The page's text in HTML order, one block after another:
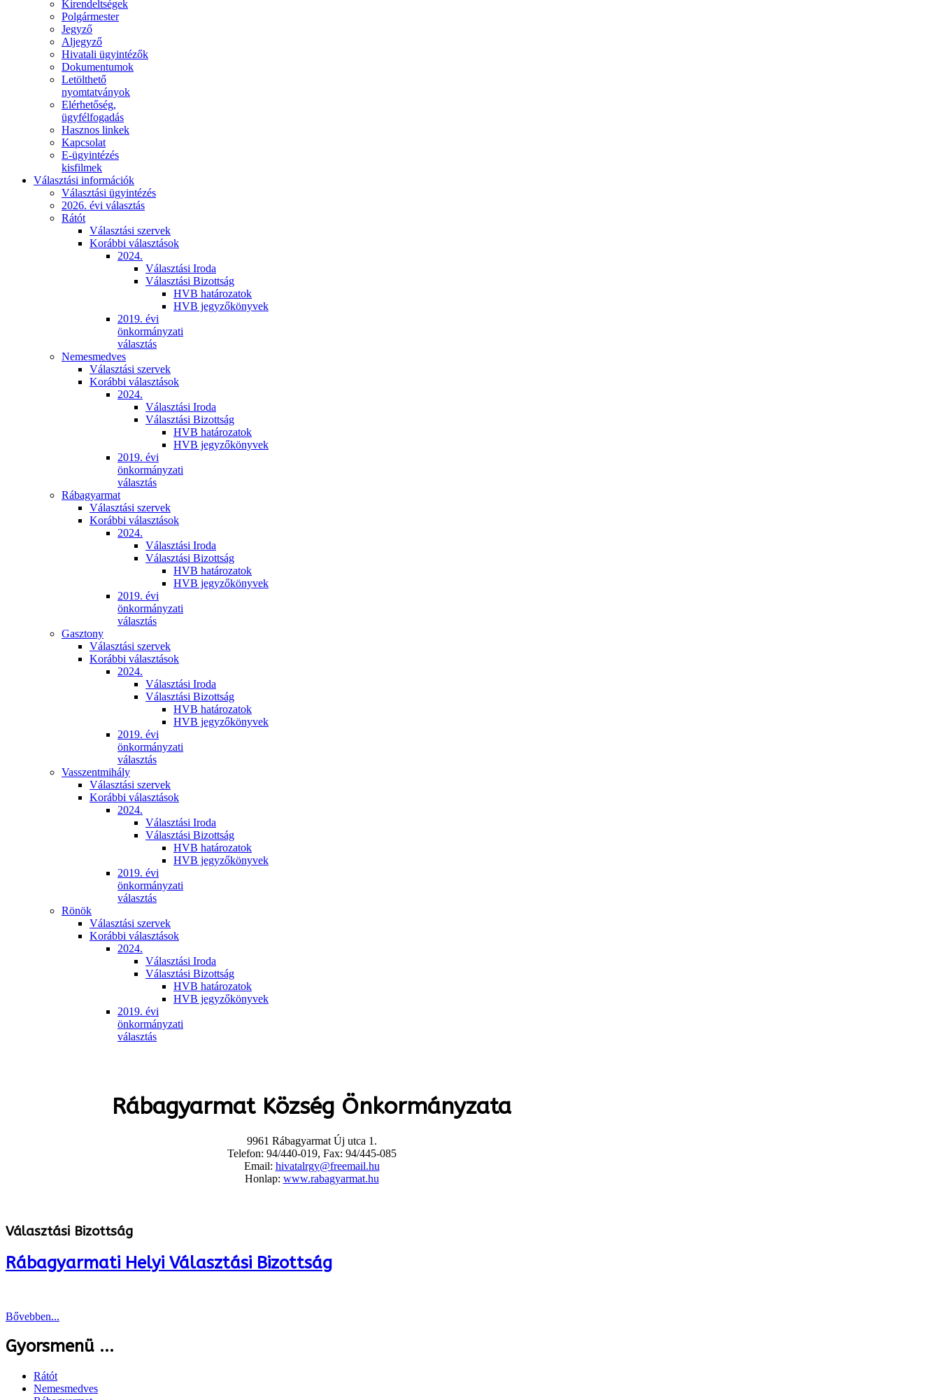
Kirendeltségek
Polgármester
Jegyző
Aljegyző
Hivatali ügyintézők
Dokumentumok
Letölthető
nyomtatványok
Elérhetőség,
ügyfélfogadás
Hasznos linkek
Kapcsolat
E-ügyintézés
kisfilmek
Választási információk
Választási ügyintézés
2026. évi választás
Rátót
Választási szervek
Korábbi választások
2024.
Választási Iroda
Választási Bizottság
HVB határozatok
HVB jegyzőkönyvek
2019. évi
önkormányzati
választás
Nemesmedves
Választási szervek
Korábbi választások
2024.
Választási Iroda
Választási Bizottság
HVB határozatok
HVB jegyzőkönyvek
2019. évi
önkormányzati
választás
Rábagyarmat
Választási szervek
Korábbi választások
2024.
Választási Iroda
Választási Bizottság
HVB határozatok
HVB jegyzőkönyvek
2019. évi
önkormányzati
választás
Gasztony
Választási szervek
Korábbi választások
2024.
Választási Iroda
Választási Bizottság
HVB határozatok
HVB jegyzőkönyvek
2019. évi
önkormányzati
választás
Vasszentmihály
Választási szervek
Korábbi választások
2024.
Választási Iroda
Választási Bizottság
HVB határozatok
HVB jegyzőkönyvek
2019. évi
önkormányzati
választás
Rönök
Választási szervek
Korábbi választások
2024.
Választási Iroda
Választási Bizottság
HVB határozatok
HVB jegyzőkönyvek
2019. évi
önkormányzati
választás
Rábagyarmat Község Önkormányzata
9961 Rábagyarmat Új utca 1.
Telefon: 94/440-019, Fax: 94/445-085
Email: hivatalrgy@freemail.hu
Honlap: www.rabagyarmat.hu
Választási Bizottság
Rábagyarmati Helyi Választási Bizottság
Bővebben...
Gyorsmenü ...
Rátót
Nemesmedves